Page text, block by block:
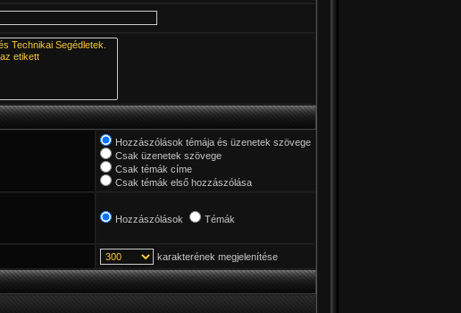
Hozzászólások témája és üzenetek szövege
Csak üzenetek szövege
Csak témák címe
Csak témák első hozzászólása
Hozzászólások Témák
karakterének megjelenítése